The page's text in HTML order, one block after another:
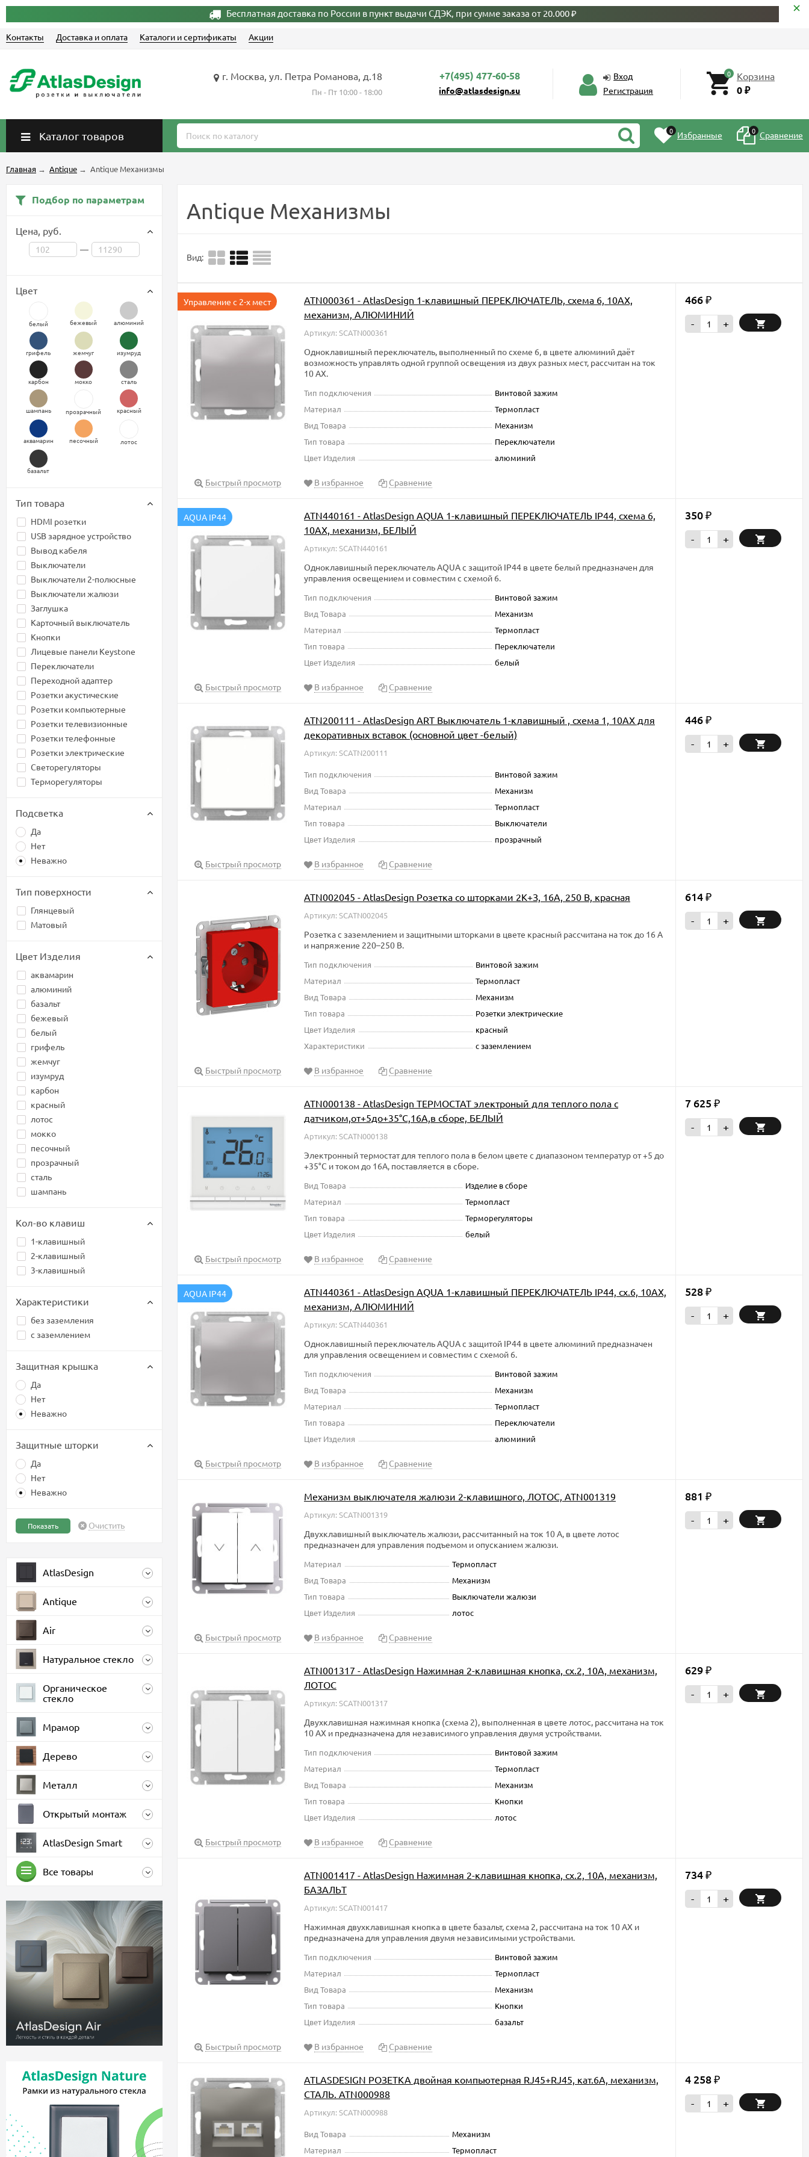
Бесплатная доставка по России в пункт выдачи СДЭК, при сумме заказа от 20.000 ₽
Контакты Доставка и оплата Каталоги и сертификаты Акции
г. Москва, ул. Петра Романова, д.18
Пн - Пт 10:00 - 18:00
+7(495) 477-60-58
info@atlasdesign.su
Вход
Регистрация
0 Корзина
0₽
Каталог товаров 0 Избранные 0 Сравнение
Главная → Antique → Antique Механизмы
Подбор по параметрам
Цена, руб.
—
Цвет
белый бежевый алюминий
грифель жемчуг изумруд
карбон мокко сталь
шампань прозрачный красный
аквамарин песочный лотос
базальт
Тип товара
HDMI розетки
USB зарядное устройство
Вывод кабеля
Выключатели
Выключатели 2-полюсные
Выключатели жалюзи
Заглушка
Карточный выключатель
Кнопки
Лицевые панели Keystone
Переключатели
Переходной адаптер
Розетки акустические
Розетки компьютерные
Розетки телевизионные
Розетки телефонные
Розетки электрические
Светорегуляторы
Терморегуляторы
Подсветка
Да
Нет
Неважно
Тип поверхности
Глянцевый
Матовый
Цвет Изделия
аквамарин
алюминий
базальт
бежевый
белый
грифель
жемчуг
изумруд
карбон
красный
лотос
мокко
песочный
прозрачный
сталь
шампань
Кол-во клавиш
1-клавишный
2-клавишный
3-клавишный
Характеристики
без заземления
с заземлением
Защитная крышка
Да
Нет
Неважно
Защитные шторки
Да
Нет
Неважно
Очистить
AtlasDesign
Antique
Air
Натуральное стекло
Органическое
стекло
Мрамор
Дерево
Металл
Открытый монтаж
AtlasDesign Smart
Все товары
Antique Механизмы
Вид:
Управление с 2-х мест
ATN000361 - AtlasDesign 1-клавишный ПЕРЕКЛЮЧАТЕЛЬ, схема 6, 10АХ,
механизм, АЛЮМИНИЙ
Артикул: SCATN000361
Одноклавишный переключатель, выполненный по схеме 6, в цвете алюминий даёт
возможность управлять одной группой освещения из двух разных мест, рассчитан на ток
10 АХ.
Тип подключения
Винтовой зажим
Материал
Термопласт
Вид Товара
Механизм
Тип товара
Переключатели
Цвет Изделия
алюминий
466 ₽
- +
Быстрый просмотр В избранное Сравнение
AQUA IP44
ATN440161 - AtlasDesign AQUA 1-клавишный ПЕРЕКЛЮЧАТЕЛЬ IP44, схема 6,
10АХ, механизм, БЕЛЫЙ
Артикул: SCATN440161
Одноклавишный переключатель AQUA с защитой IP44 в цвете белый предназначен для
управления освещением и совместим с схемой 6.
Тип подключения
Винтовой зажим
Вид Товара
Механизм
Материал
Термопласт
Тип товара
Переключатели
Цвет Изделия
белый
350 ₽
- +
Быстрый просмотр В избранное Сравнение
ATN200111 - AtlasDesign ART Выключатель 1-клавишный , схема 1, 10АХ для
декоративных вставок (основной цвет -белый)
Артикул: SCATN200111
Тип подключения
Винтовой зажим
Вид Товара
Механизм
Материал
Термопласт
Тип товара
Выключатели
Цвет Изделия
прозрачный
446 ₽
- +
Быстрый просмотр В избранное Сравнение
ATN002045 - AtlasDesign Розетка со шторками 2К+З, 16А, 250 В, красная
Артикул: SCATN002045
Розетка с заземлением и защитными шторками в цвете красный рассчитана на ток до 16 А
и напряжение 220–250 В.
Тип подключения
Винтовой зажим
Материал
Термопласт
Вид Товара
Механизм
Тип товара
Розетки электрические
Цвет Изделия
красный
Характеристики
с заземлением
614 ₽
- +
Быстрый просмотр В избранное Сравнение
ATN000138 - AtlasDesign ТЕРМОСТАТ электроный для теплого пола с
датчиком,от+5до+35°C,16A,в сборе, БЕЛЫЙ
Артикул: SCATN000138
Электронный термостат для теплого пола в белом цвете с диапазоном температур от +5 до
+35°C и током до 16А, поставляется в сборе.
Вид Товара
Изделие в сборе
Материал
Термопласт
Тип товара
Терморегуляторы
Цвет Изделия
белый
7 625 ₽
- +
Быстрый просмотр В избранное Сравнение
AQUA IP44
ATN440361 - AtlasDesign AQUA 1-клавишный ПЕРЕКЛЮЧАТЕЛЬ IP44, сх.6, 10АХ,
механизм, АЛЮМИНИЙ
Артикул: SCATN440361
Одноклавишный переключатель AQUA с защитой IP44 в цвете алюминий предназначен
для управления освещением и совместим с схемой 6.
Тип подключения
Винтовой зажим
Вид Товара
Механизм
Материал
Термопласт
Тип товара
Переключатели
Цвет Изделия
алюминий
528 ₽
- +
Быстрый просмотр В избранное Сравнение
Механизм выключателя жалюзи 2-клавишного, ЛОТОС, ATN001319
Артикул: SCATN001319
Двухклавишный выключатель жалюзи, рассчитанный на ток 10 А, в цвете лотос
предназначен для управления подъемом и опусканием жалюзи.
Материал
Термопласт
Вид Товара
Механизм
Тип товара
Выключатели жалюзи
Цвет Изделия
лотос
881 ₽
- +
Быстрый просмотр В избранное Сравнение
ATN001317 - AtlasDesign Нажимная 2-клавишная кнопка, сх.2, 10А, механизм,
ЛОТОС
Артикул: SCATN001317
Двухклавишная нажимная кнопка (схема 2), выполненная в цвете лотос, рассчитана на ток
10 АХ и предназначена для независимого управления двумя устройствами.
Тип подключения
Винтовой зажим
Материал
Термопласт
Вид Товара
Механизм
Тип товара
Кнопки
Цвет Изделия
лотос
629 ₽
- +
Быстрый просмотр В избранное Сравнение
ATN001417 - AtlasDesign Нажимная 2-клавишная кнопка, сх.2, 10А, механизм,
БАЗАЛЬТ
Артикул: SCATN001417
Нажимная двухклавишная кнопка в цвете базальт, схема 2, рассчитана на ток 10 АХ и
предназначена для управления двумя независимыми устройствами.
Тип подключения
Винтовой зажим
Материал
Термопласт
Вид Товара
Механизм
Тип товара
Кнопки
Цвет Изделия
базальт
734 ₽
- +
Быстрый просмотр В избранное Сравнение
ATLASDESIGN РОЗЕТКА двойная компьютерная RJ45+RJ45, кат.6А, механизм,
СТАЛЬ. ATN000988
Артикул: SCATN000988
Вид Товара
Механизм
Материал
Термопласт
4 258 ₽
- +